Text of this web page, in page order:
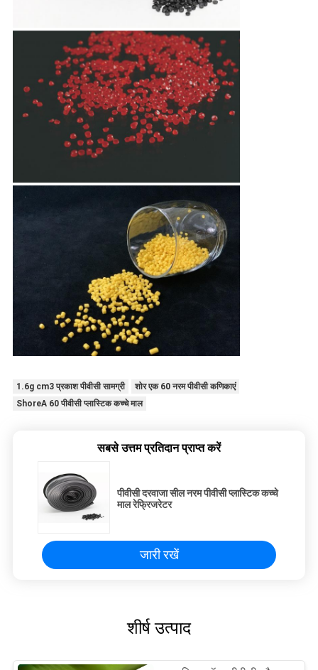
1.6g cm3 प्रकाश पीवीसी सामग्री
शोर एक 60 नरम पीवीसी कणिकाएं
ShoreA 60 पीवीसी प्लास्टिक कच्चे माल
सबसे उत्तम प्रतिदान प्राप्त करें
पीवीसी दरवाजा सील नरम पीवीसी प्लास्टिक कच्चे
माल रेफ्रिजरेटर
जारी रखें
शीर्ष उत्पाद